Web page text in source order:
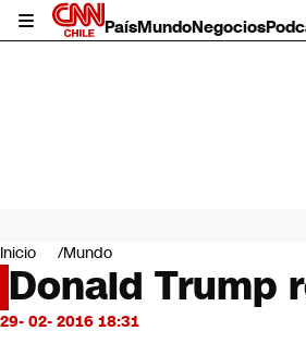
PaísMundoNegocios
Mundo
Negocios
Deportes
Programas completos
Inicio Mundo
Donald Trump
29- 02- 2016 18:31